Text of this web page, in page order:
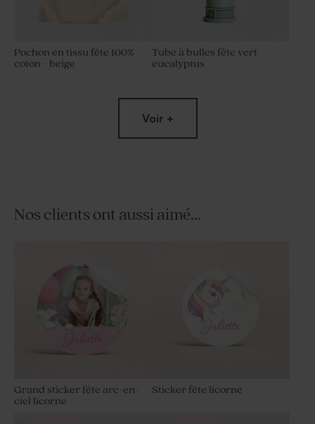
Pochon en tissu fête 100%
coton - beige
Tube à bulles fête vert
eucalyptus
Voir +
Nos clients ont aussi aimé...
Grand sticker fête arc-en-
ciel licorne
Sticker fête licorne